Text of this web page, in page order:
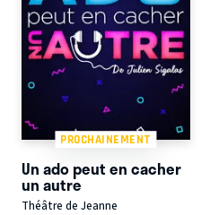
PROCHAINEMENT
Un ado peut en cacher
un autre
Théâtre de Jeanne